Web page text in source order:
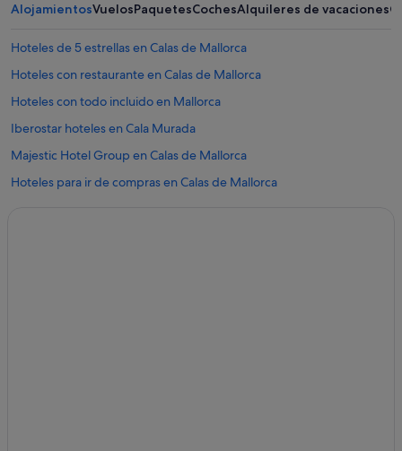
AlojamientosVuelosPaquetesCochesAlquileres de vacaciones
Hoteles de 5 estrellas en Calas de Mallorca
Hoteles con restaurante en Calas de Mallorca
Hoteles con todo incluido en Mallorca
Iberostar hoteles en Cala Murada
Majestic Hotel Group en Calas de Mallorca
Hoteles para ir de compras en Calas de Mallorca